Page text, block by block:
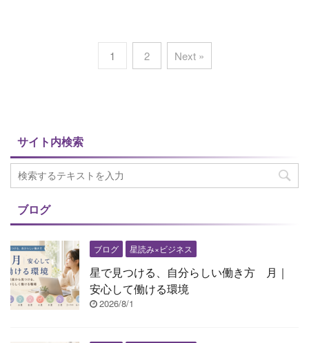
1 2 Next »
サイト内検索
ブログ
ブログ 星読み×ビジネス
星で見つける、自分らしい働き方 月｜
安心して働ける環境
2026/8/1